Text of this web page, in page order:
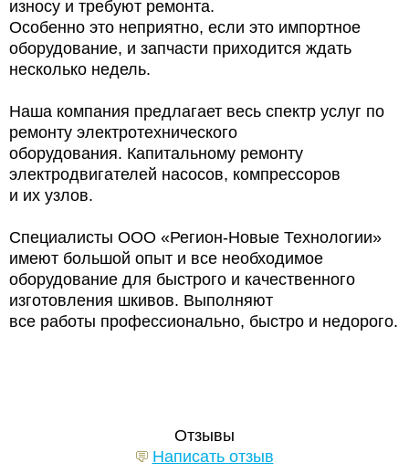
износу и требуют ремонта.
Особенно это неприятно, если это импортное
оборудование, и запчасти приходится ждать
несколько недель.
Наша компания предлагает весь спектр услуг по
ремонту электротехнического
оборудования. Капитальному ремонту
электродвигателей насосов, компрессоров
и их узлов.
Специалисты ООО «Регион-Новые Технологии»
имеют большой опыт и все необходимое
оборудование для быстрого и качественного
изготовления шкивов. Выполняют
все работы профессионально, быстро и недорого.
Отзывы
Написать отзыв